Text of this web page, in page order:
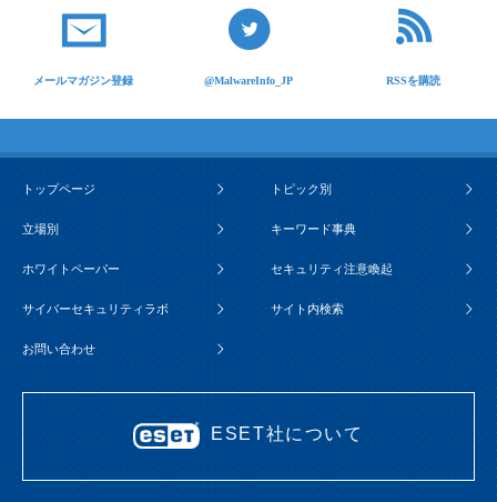
メールマガジン登録 @MalwareInfo_JP RSSを購読
トップページ トピック別
立場別 キーワード事典
ホワイトペーパー セキュリティ注意喚起
サイバーセキュリティラボ サイト内検索
お問い合わせ
ESET社について